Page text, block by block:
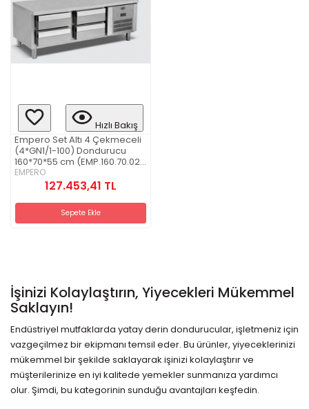
Hızlı Bakış
Empero Set Altı 4 Çekmeceli
(4*GN1/1-100) Dondurucu
160*70*55 cm (EMP.160.70.02-
S)
EMPERO
127.453,41 TL
Sepete Ekle
İşinizi Kolaylaştırın, Yiyecekleri Mükemmel
Saklayın!
Endüstriyel mutfaklarda yatay derin dondurucular, işletmeniz için
vazgeçilmez bir ekipmanı temsil eder. Bu ürünler, yiyeceklerinizi
mükemmel bir şekilde saklayarak işinizi kolaylaştırır ve
müşterilerinize en iyi kalitede yemekler sunmanıza yardımcı
olur. Şimdi, bu kategorinin sunduğu avantajları keşfedin.